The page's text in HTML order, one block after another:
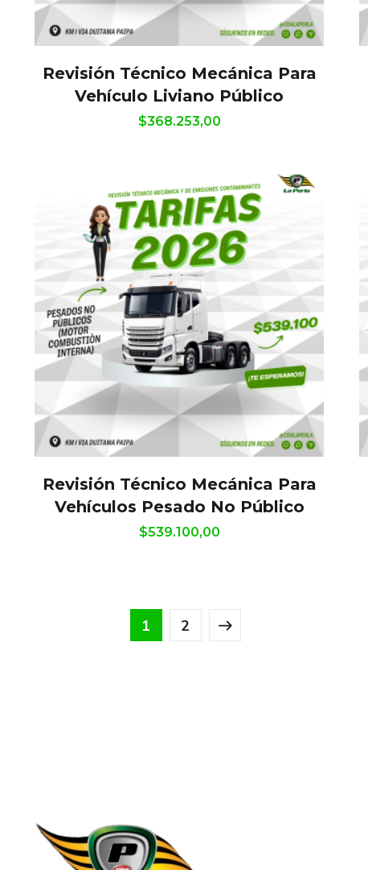
Revisión Técnico Mecánica Para
Vehículo Liviano Público
$368.253,00
Revisión Técnico Mecánica Para
Vehículos Pesado No Público
$539.100,00
1 2